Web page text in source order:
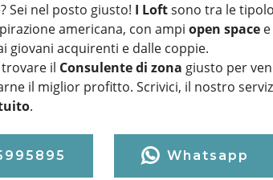
? Sei nel posto giusto! I Loftsono tra le
americana, con ampi open space
giovani acquirenti e dalle coppie.
il Consulente di zona giusto per
il miglior profitto. Scrivici, il nostro
.
Whatsapp